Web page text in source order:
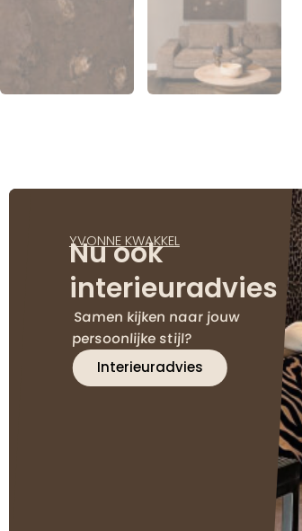
YVONNE KWAKKEL
Nu ook
interieuradvies
Samen kijken naar jouw
persoonlijke stijl?
Interieuradvies